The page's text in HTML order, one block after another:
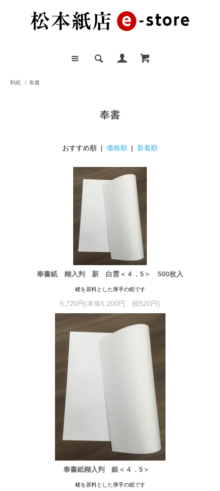
和紙 / 奉書
奉書
おすすめ順 | 価格順 | 新着順
奉書紙 糊入判 新 白雲＜４．5＞ 500枚入
楮を原料とした厚手の紙です
5,720円(本体5,200円、税520円)
奉書紙糊入判 銀＜４．5＞
楮を原料とした厚手の紙です